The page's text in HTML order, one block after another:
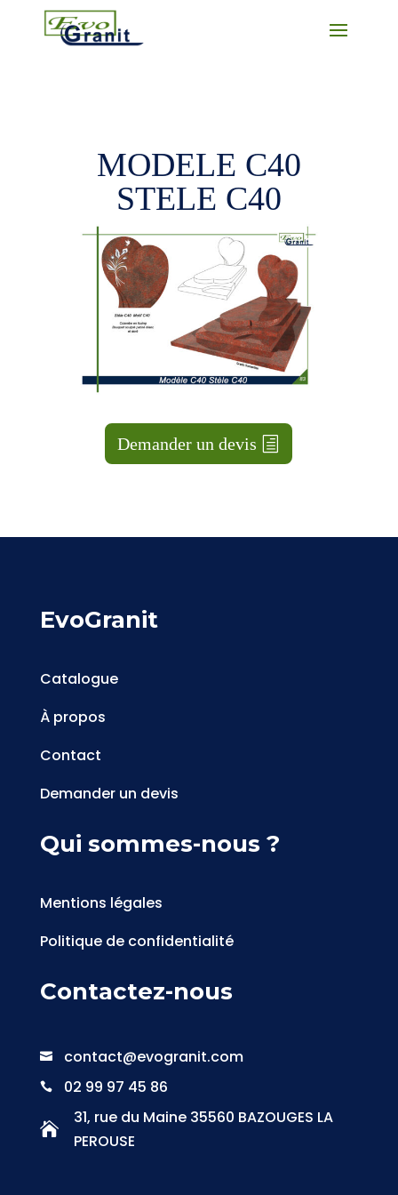
MODELE C40
STELE C40
Demander un devis
EvoGranit
Catalogue
À propos
Contact
Demander un devis
Qui sommes-nous ?
Mentions légales
Politique de confidentialité
Contactez-nous
 contact@evogranit.com
 02 99 97 45 86

31, rue du Maine 35560 BAZOUGES LA
PEROUSE